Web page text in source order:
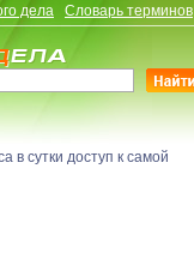
дела
Словарь терминов
доступ к самой